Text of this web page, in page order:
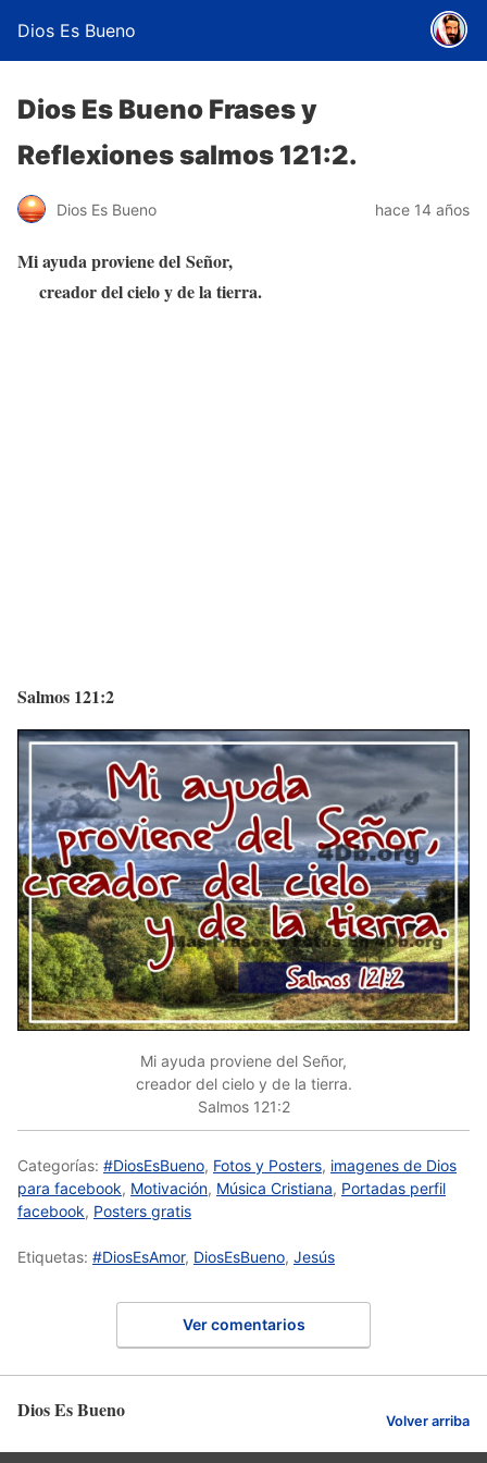
Dios Es Bueno
Dios Es Bueno Frases y
Reflexiones salmos 121:2.
Dios Es Bueno hace 14 años
Mi ayuda proviene del Señor,
creador del cielo y de la tierra.
Salmos 121:2
Mi ayuda proviene del Señor,
creador del cielo y de la tierra.
Salmos 121:2
Categorías: #DiosEsBueno, Fotos y Posters, imagenes de Dios
para facebook, Motivación, Música Cristiana, Portadas perfil
facebook, Posters gratis
Etiquetas: #DiosEsAmor, DiosEsBueno, Jesús
Ver comentarios
Dios Es Bueno Volver arriba